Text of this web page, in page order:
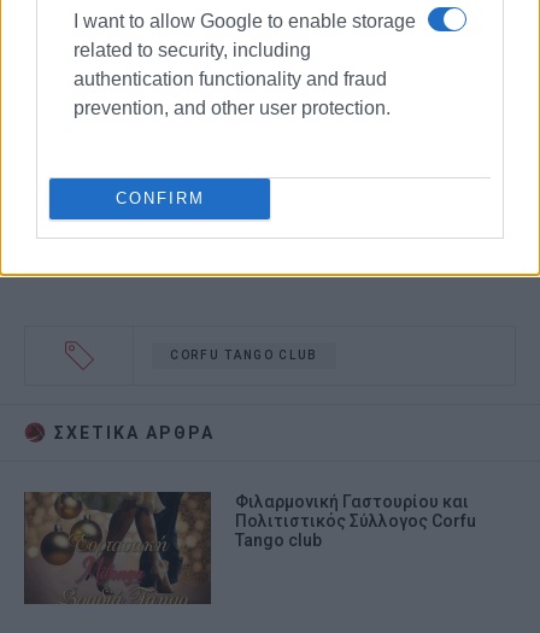
I want to allow Google to enable storage
related to security, including
authentication functionality and fraud
prevention, and other user protection.
CONFIRM
CORFU TANGO CLUB
ΣΧΕΤΙΚA AΡΘΡΑ
Φιλαρμονική Γαστουρίου και
Πολιτιστικός Σύλλογος Corfu
Tango club